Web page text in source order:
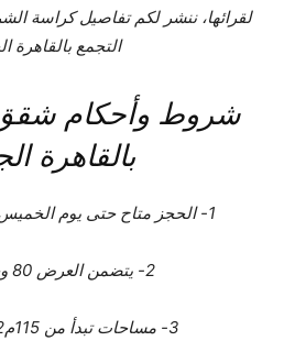
لقرائها، ننشر لكم تفاصيل كراسة
التجمع بالقاهرة
شروط وأحكام شقق
بالقاهرة
1- الحجز متاح حتى يوم الخميس 15 أغسطس 2024.
2- يتضمن العرض 80 وحدة سكنية.
3- مساحات تبدأ من 115م2 وحتى 137م2.